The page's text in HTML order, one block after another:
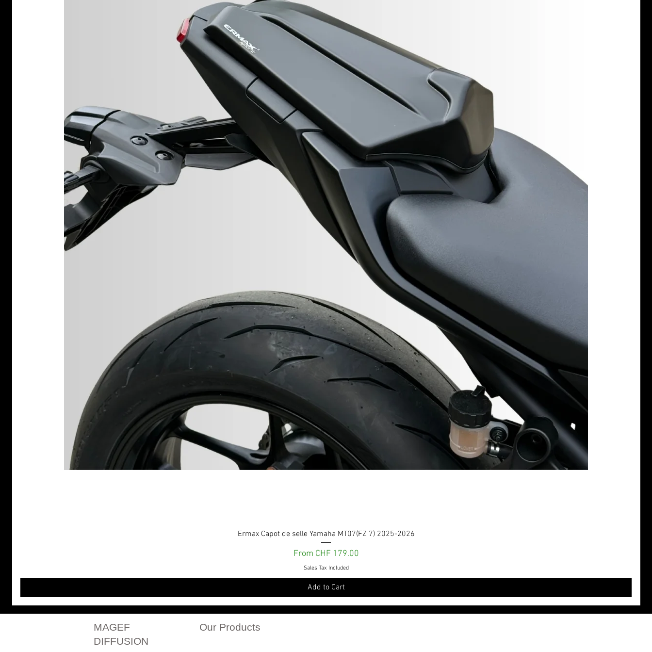
Quick View
Ermax Capot de selle Yamaha MT07(FZ 7) 2025-2026
From CHF 179.00
Sale Price
Sales Tax Included
Add to Cart
MAGEF
DIFFUSION
Our Products